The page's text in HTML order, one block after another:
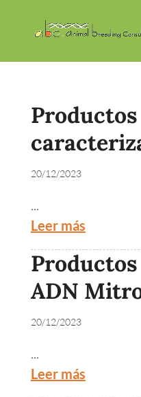
20/12/2023
...
Leer más
ADN
20/12/2023
...
Leer más